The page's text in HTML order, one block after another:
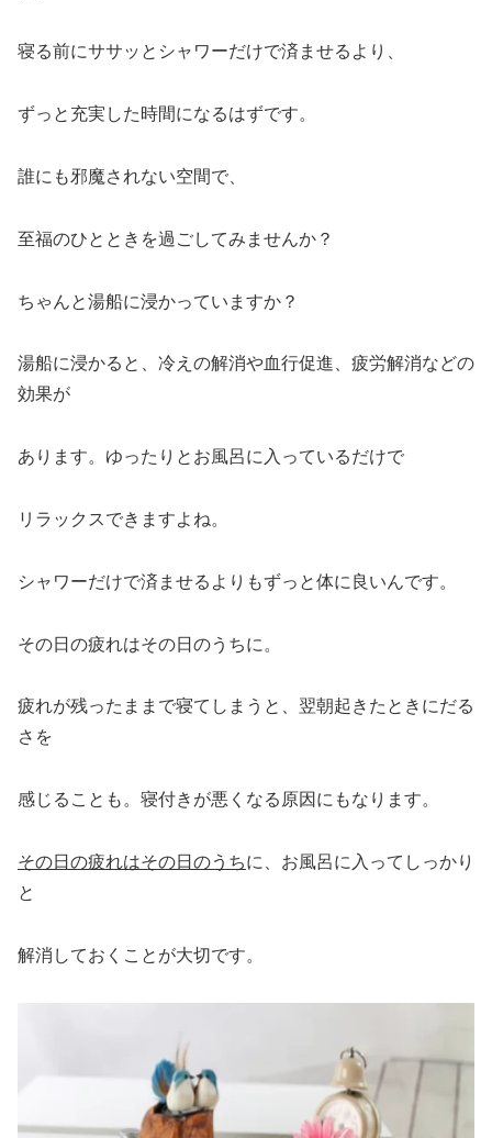
寝る前にササッとシャワーだけで済ませるより、
ずっと充実した時間になるはずです。
誰にも邪魔されない空間で、
至福のひとときを過ごしてみませんか？
ちゃんと湯船に浸かっていますか？
湯船に浸かると、冷えの解消や血行促進、疲労解消などの
効果が
あります。ゆったりとお風呂に入っているだけで
リラックスできますよね。
シャワーだけで済ませるよりもずっと体に良いんです。
その日の疲れはその日のうちに。
疲れが残ったままで寝てしまうと、翌朝起きたときにだる
さを
感じることも。寝付きが悪くなる原因にもなります。
その日の疲れはその日のうちに、お風呂に入ってしっかり
と
解消しておくことが大切です。